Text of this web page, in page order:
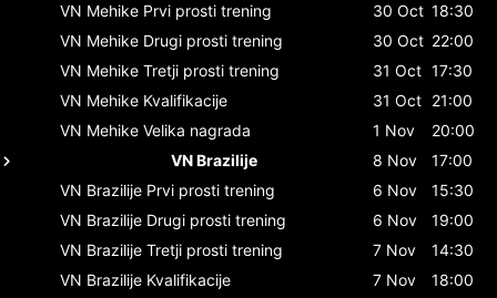
VN Mehike Prvi prosti trening 30 Oct 18:30
VN Mehike Drugi prosti trening 30 Oct 22:00
VN Mehike Tretji prosti trening 31 Oct 17:30
VN Mehike Kvalifikacije 31 Oct 21:00
VN Mehike Velika nagrada 1 Nov
20:00
VN Brazilije
8 Nov
17:00
VN Brazilije Prvi prosti trening 6 Nov
15:30
VN Brazilije Drugi prosti trening 6 Nov
19:00
VN Brazilije Tretji prosti trening 7 Nov
14:30
VN Brazilije Kvalifikacije 7 Nov
18:00